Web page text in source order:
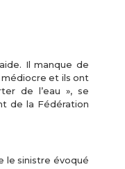
Il manque de
médiocre et ils ont
de l’eau », se
de la Fédération
le sinistre évoqué